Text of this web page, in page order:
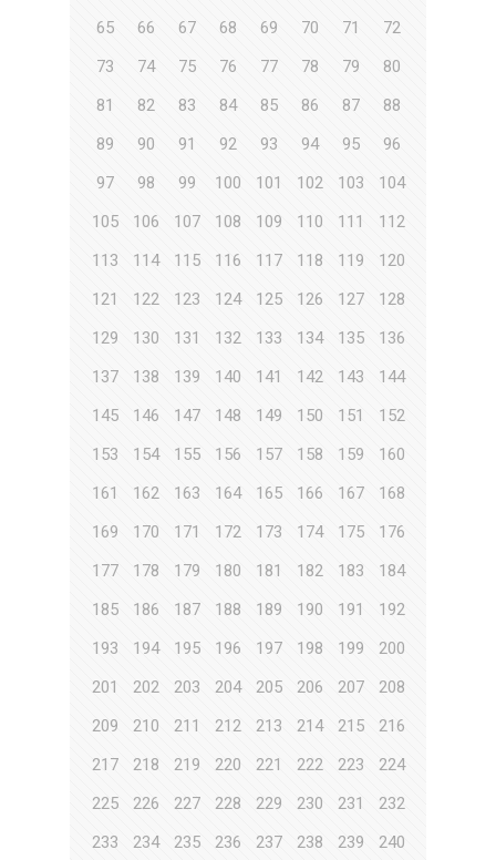
65
66 67 68 69 70 71
72
73
74 75 76 77 78 79
80
81
82 83 84 85 86 87
88
89
90 91 92 93 94 95
96
97
98 99 100 101 102 103
104
105
106 107 108 109 110 111
112
113
114 115 116 117 118 119
120
121
122 123 124 125 126 127
128
129
130 131 132 133 134 135
136
137
138 139 140 141 142 143
144
145
146 147 148 149 150 151
152
153
154 155 156 157 158 159
160
161
162 163 164 165 166 167
168
169
170 171 172 173 174 175
176
177
178 179 180 181 182 183
184
185
186 187 188 189 190 191
192
193
194 195 196 197 198 199
200
201
202 203 204 205 206 207
208
209
210 211 212 213 214 215
216
217
218 219 220 221 222 223
224
225
226 227 228 229 230 231
232
233
234 235 236 237 238 239
240